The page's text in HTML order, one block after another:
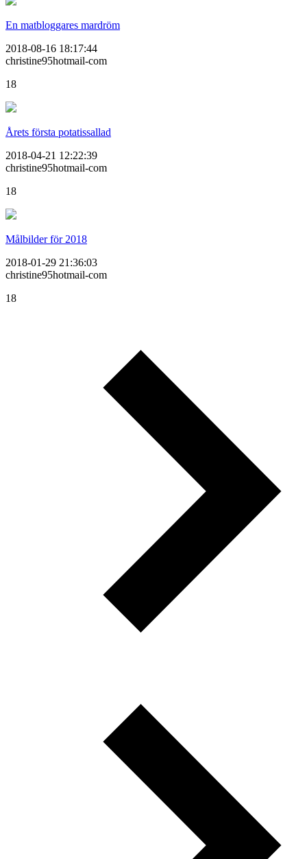
En matbloggares mardröm
2018-08-16 18:17:44
christine95hotmail-com
18
Årets första potatissallad
2018-04-21 12:22:39
christine95hotmail-com
18
Målbilder för 2018
2018-01-29 21:36:03
christine95hotmail-com
18